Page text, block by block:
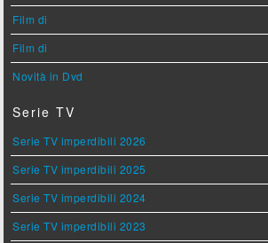
Film di
Film di
Novità in Dvd
Serie TV
Serie TV imperdibili 2026
Serie TV imperdibili 2025
Serie TV imperdibili 2024
Serie TV imperdibili 2023